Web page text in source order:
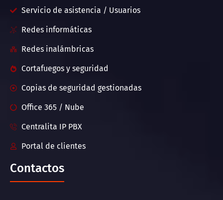
Servicio de asistencia / Usuarios
Redes informáticas
Redes inalámbricas
Cortafuegos y seguridad
Copias de seguridad gestionadas
Office 365 / Nube
Centralita IP PBX
Portal de clientes
Contactos